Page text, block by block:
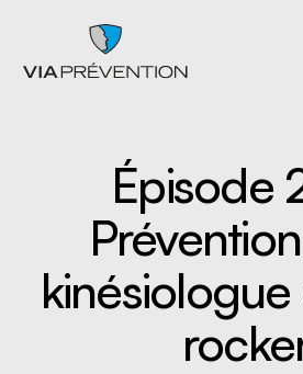
Trouver votre
Épisode